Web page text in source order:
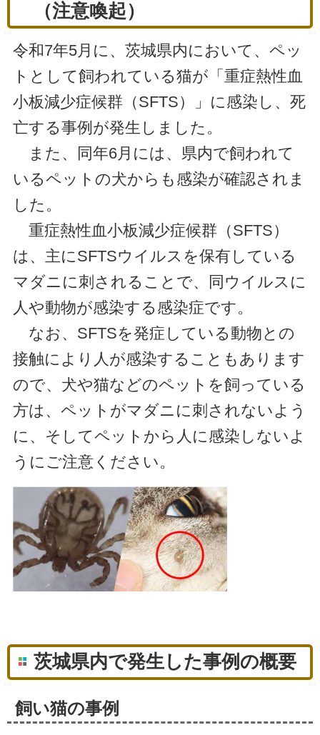
（注意喚起）
令和7年5月に、茨城県内において、ペッ
トとして飼われている猫が「重症熱性血
小板減少症候群（SFTS）」に感染し、死
亡する事例が発生しました。
また、同年6月には、県内で飼われて
いるペットの犬からも感染が確認されま
した。
重症熱性血小板減少症候群（SFTS）
は、主にSFTSウイルスを保有している
マダニに刺されることで、同ウイルスに
人や動物が感染する感染症です。
なお、SFTSを発症している動物との
接触により人が感染することもあります
ので、犬や猫などのペットを飼っている
方は、ペットがマダニに刺されないよう
に、そしてペットから人に感染しないよ
うにご注意ください。
茨城県内で発生した事例の概要
飼い猫の事例